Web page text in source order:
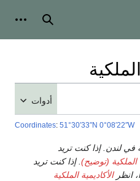
بحث
أدوات
Coordinates: 51°30′33″N 0°08′22″W
لندن. إذا كنت تريد
الملكية (توضيح) . إذا كنت تريد
انظرالأكاديمية الملكية